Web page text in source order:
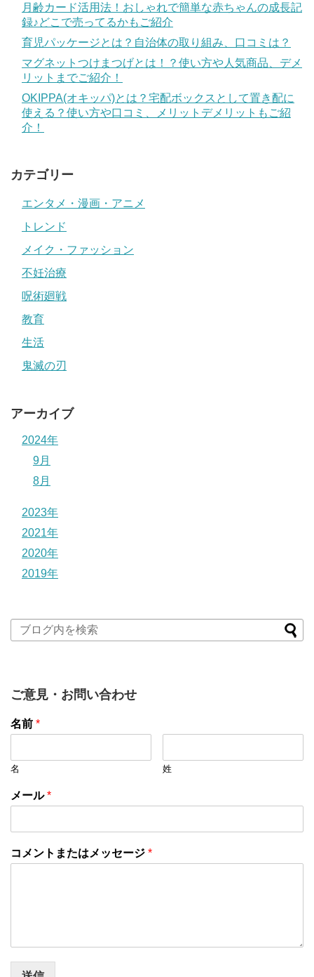
月齢カード活用法！おしゃれで簡単な赤ちゃんの成長記
録♪どこで売ってるかもご紹介
育児パッケージとは？自治体の取り組み、口コミは？
マグネットつけまつげとは！？使い方や人気商品、デメ
リットまでご紹介！
OKIPPA(オキッパ)とは？宅配ボックスとして置き配に
使える？使い方や口コミ、メリットデメリットもご紹
介！
カテゴリー
エンタメ・漫画・アニメ
トレンド
メイク・ファッション
不妊治療
呪術廻戦
教育
生活
鬼滅の刃
アーカイブ
2024年
9月
8月
2023年
2021年
2020年
2019年
ご意見・お問い合わせ
名前 *
名 姓
メール*
コメントまたはメッセージ *